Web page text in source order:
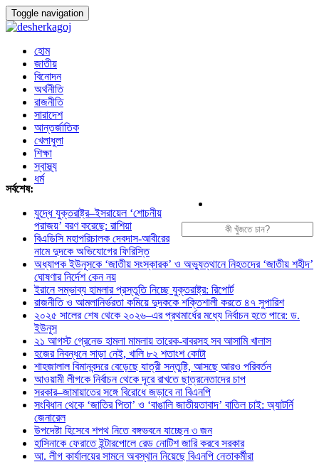
Toggle navigation
হোম
জাতীয়
বিনোদন
অর্থনীতি
রাজনীতি
সারাদেশ
আন্তর্জাতিক
খেলাধুলা
শিক্ষা
স্বাস্থ্য
ধর্ম
সর্বশেষ:
যুদ্ধে যুক্তরাষ্ট্র–ইসরায়েল ‘শোচনীয়
পরাজয়’ বরণ করেছে: রাশিয়া
বিএডিসি মহাপরিচালক দেবদাস-আবীরের
নামে দুদকে অভিযোগের ফিরিস্তি
অধ্যাপক ইউনূসকে ‘জাতীয় সংস্কারক’ ও অভ্যুত্থানে নিহতদের ‘জাতীয় শহীদ’
ঘোষণার নির্দেশ কেন নয়
ইরানে সম্ভাব্য হামলার প্রস্তুতি নিচ্ছে যুক্তরাষ্ট্র: রিপোর্ট
রাজনীতি ও আমলানির্ভরতা কমিয়ে দুদককে শক্তিশালী করতে ৪৭ সুপারিশ
২০২৫ সালের শেষ থেকে ২০২৬–এর প্রথমার্ধের মধ্যে নির্বাচন হতে পারে: ড.
ইউনূস
২১ আগস্ট গ্রেনেড হামলা মামলায় তারেক-বাবরসহ সব আসামি খালাস
হজের নিবন্ধনে সাড়া নেই, খালি ৮২ শতাংশ কোটা
শাহজালাল বিমানবন্দরে বেড়েছে যাত্রী সন্তুষ্টি, আসছে আরও পরিবর্তন
আওয়ামী লীগকে নির্বাচন থেকে দূরে রাখতে ছাত্রনেতাদের চাপ
সরকার–জামায়াতের সঙ্গে বিরোধে জড়াবে না বিএনপি
সংবিধান থেকে ‘জাতির পিতা’ ও ‘বাঙালি জাতীয়তাবাদ’ বাতিল চাই: অ্যাটর্নি
জেনারেল
উপদেষ্টা হিসেবে শপথ নিতে বঙ্গভবনে যাচ্ছেন ৩ জন
হাসিনাকে ফেরাতে ইন্টারপোলে রেড নোটিশ জারি করবে সরকার
আ. লীগ কার্যালয়ের সামনে অবস্থান নিয়েছে বিএনপি নেতাকর্মীরা